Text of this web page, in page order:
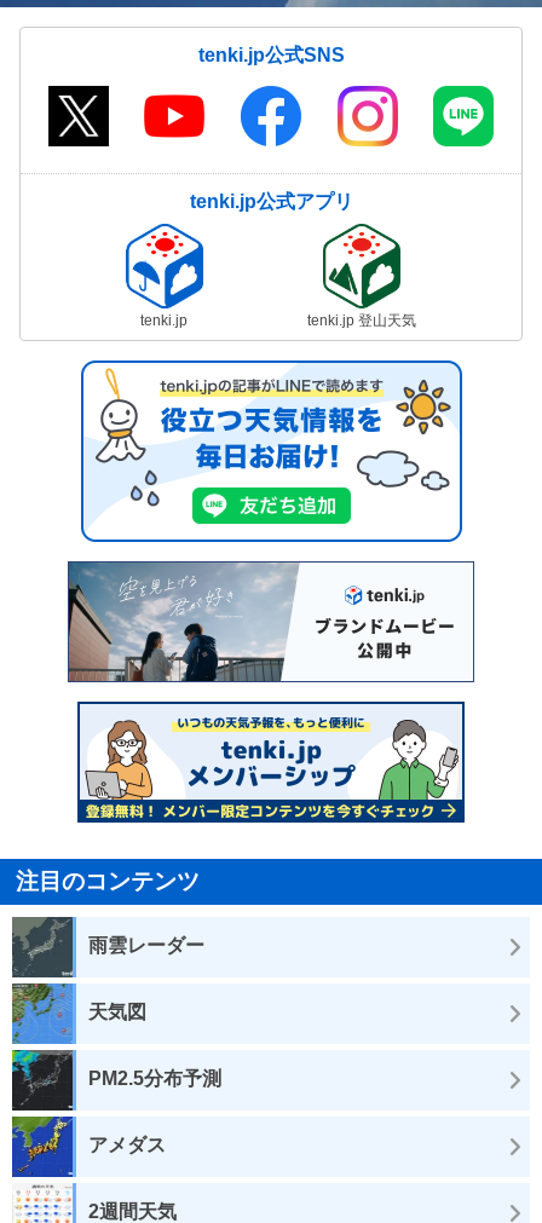
tenki.jp公式SNS
tenki.jp公式アプリ
tenki.jp tenki.jp 登山天気
注目のコンテンツ
雨雲レーダー
天気図
PM2.5分布予測
アメダス
2週間天気